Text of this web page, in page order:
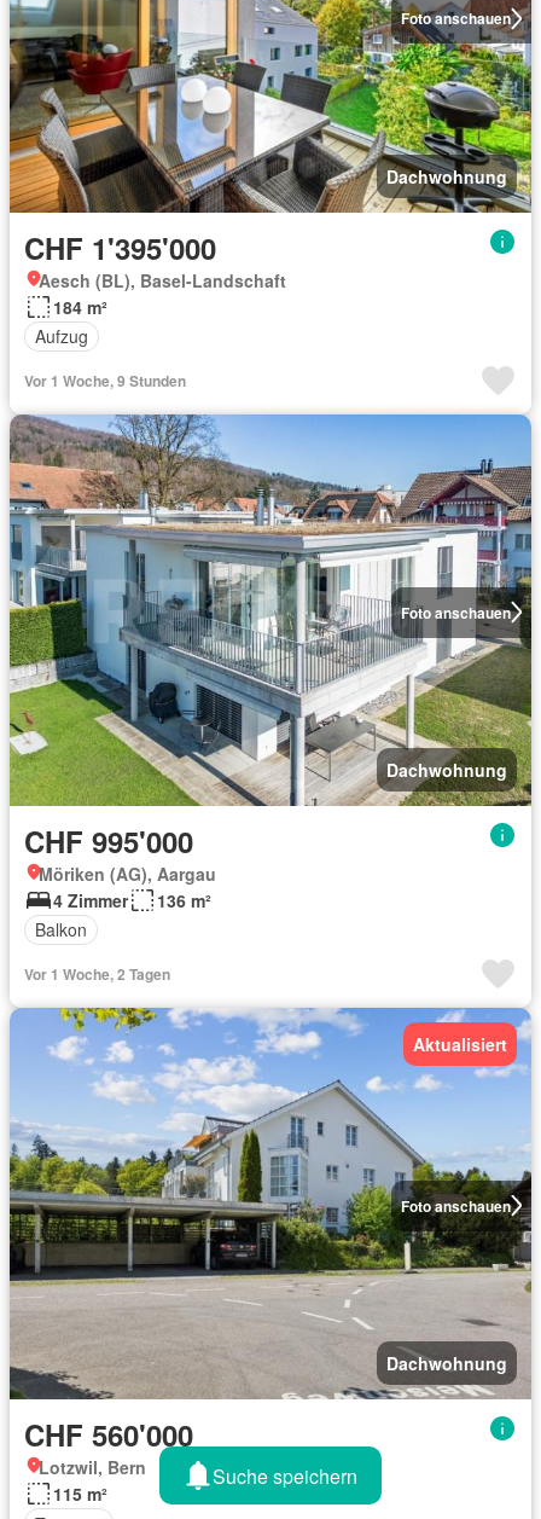
Foto anschauen
Dachwohnung
CHF 1'395'000
Aesch (BL), Basel-Landschaft
184 m²
Aufzug
Vor 1 Woche, 9 Stunden
Foto anschauen
Dachwohnung
CHF 995'000
Möriken (AG), Aargau
4 Zimmer
136 m²
Balkon
Vor 1 Woche, 2 Tagen
Foto anschauen
Aktualisiert
Dachwohnung
CHF 560'000
Lotzwil, Bern
115 m²
Suche speichern